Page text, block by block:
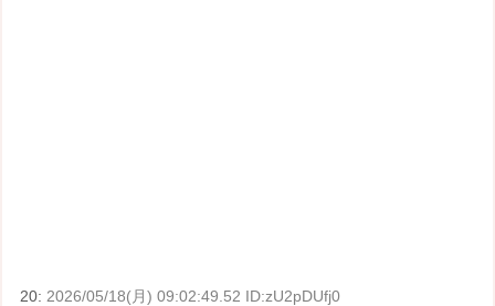
20: 2026/05/18(月) 09:02:49.52 ID:zU2pDUfj0